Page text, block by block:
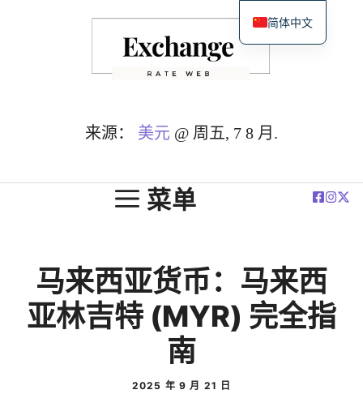
来源： 美元 @ 周五, 7 8 月.
菜单
马来西亚货币：马来西
亚林吉特 (MYR) 完全指
南
2025 年 9 月 21 日
简体中文
English
Español
Français
Polski